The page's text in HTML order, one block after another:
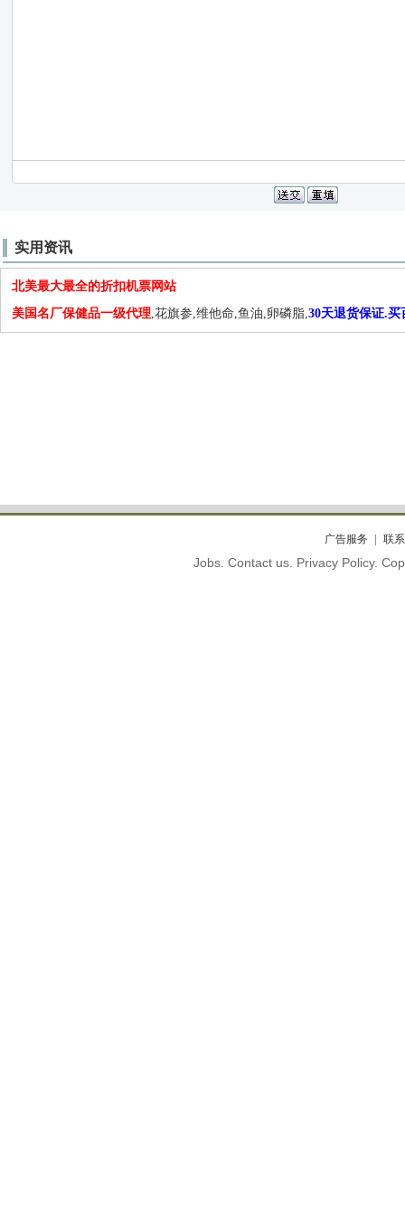
实用资讯
北美最大最全的折扣机票网站
美国名厂保健品一级代理,花旗参,维他命,鱼油,卵磷脂,30天退货保证.买
广告服务 联
Jobs. Contact us. Privacy Policy.